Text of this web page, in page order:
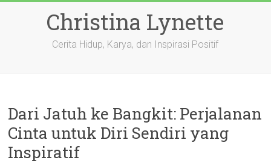
Christina Lynette
Cerita Hidup, Karya, dan Inspirasi Positif
Dari Jatuh ke Bangkit: Perjalanan
Cinta untuk Diri Sendiri yang
Inspiratif